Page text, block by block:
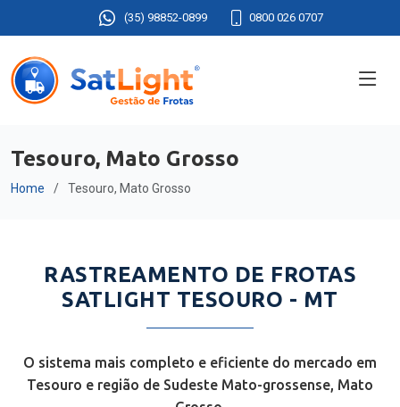
(35) 98852-0899 0800 026 0707
Tesouro, Mato Grosso
Home Tesouro, Mato Grosso
RASTREAMENTO DE FROTAS
SATLIGHT TESOURO - MT
O sistema mais completo e eficiente do mercado em
Tesouro e região de Sudeste Mato-grossense, Mato